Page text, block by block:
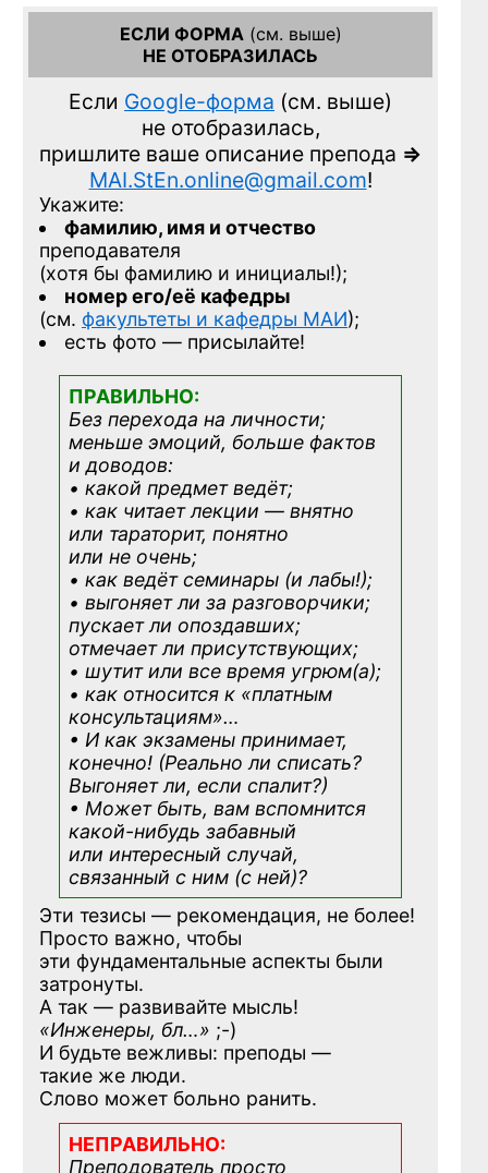
ЕСЛИ ФОРМА(см. выше)
НЕ ОТОБРАЗИЛАСЬ
Если Google-форма (см. выше)
не отобразилась,
пришлите ваше описание препода =>
MAI.StEn.online@gmail.com!
Укажите:
фамилию, имя и отчество
преподавателя
(хотя бы фамилию и инициалы!);
номер его/её кафедры
(см. факультеты и кафедры МАИ);
есть фото — присылайте!
ПРАВИЛЬНО:
Без перехода на личности;
меньше эмоций, больше фактов
и доводов:
• какой предмет ведёт;
• как читает лекции — внятно
или тараторит, понятно
или не очень;
• как ведёт семинары (и лабы!);
• выгоняет ли за разговорчики;
пускает ли опоздавших;
отмечает ли присутствующих;
• шутит или все время угрюм(а);
• как относится к «платным
консультациям»…
• И как экзамены принимает,
конечно! (Реально ли списать?
Выгоняет ли, если спалит?)
• Может быть, вам вспомнится
какой-нибудь забавный
или интересный случай,
связанный с ним (с ней)?
Эти тезисы — рекомендация, не более!
Просто важно, чтобы
эти фундаментальные аспекты были
затронуты.
А так — развивайте мысль!
«Инженеры, бл…» ;-)
И будьте вежливы: преподы —
такие же люди.
Слово может больно ранить.
НЕПРАВИЛЬНО:
Преподователь просто